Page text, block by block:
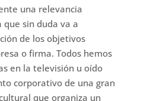
una relevancia
sin duda va a
de los objetivos
o firma. Todos hemos
en la televisión u oído
corporativo de una gran
que organiza un